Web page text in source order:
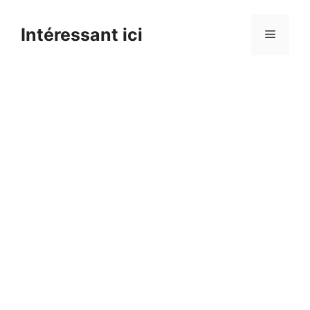
contentIntéressant ici Menu